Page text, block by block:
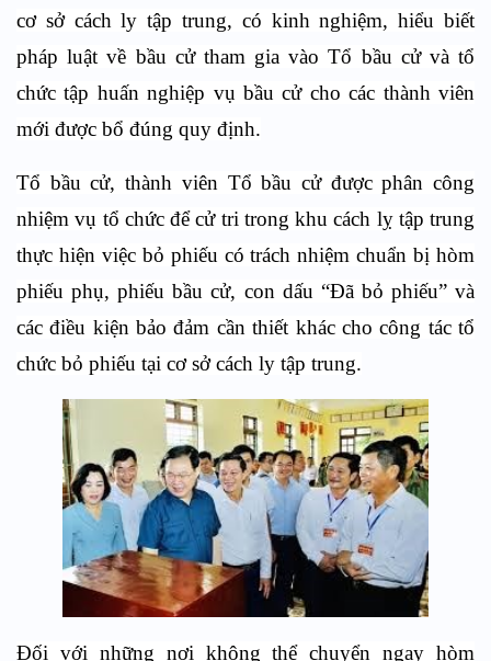
cơ sở cách ly tập trung, có kinh nghiệm, hiểu biết
pháp luật về bầu cử tham gia vào Tổ bầu cử và tổ
chức tập huấn nghiệp vụ bầu cử cho các thành viên
mới được bổ đúng quy định.
Tổ bầu cử, thành viên Tổ bầu cử được phân công
nhiệm vụ tổ chức để cử tri trong khu cách lỵ tập trung
thực hiện việc bỏ phiếu có trách nhiệm chuẩn bị hòm
phiếu phụ, phiếu bầu cử, con dấu “Đã bỏ phiếu” và
các điều kiện bảo đảm cần thiết khác cho công tác tổ
chức bỏ phiếu tại cơ sở cách ly tập trung.
Đối với những nơi không thể chuyển ngay hòm